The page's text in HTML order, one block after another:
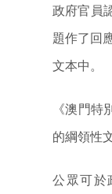
政府官員
題作了回
文本中。
《澳門
的綱領性
公眾可於